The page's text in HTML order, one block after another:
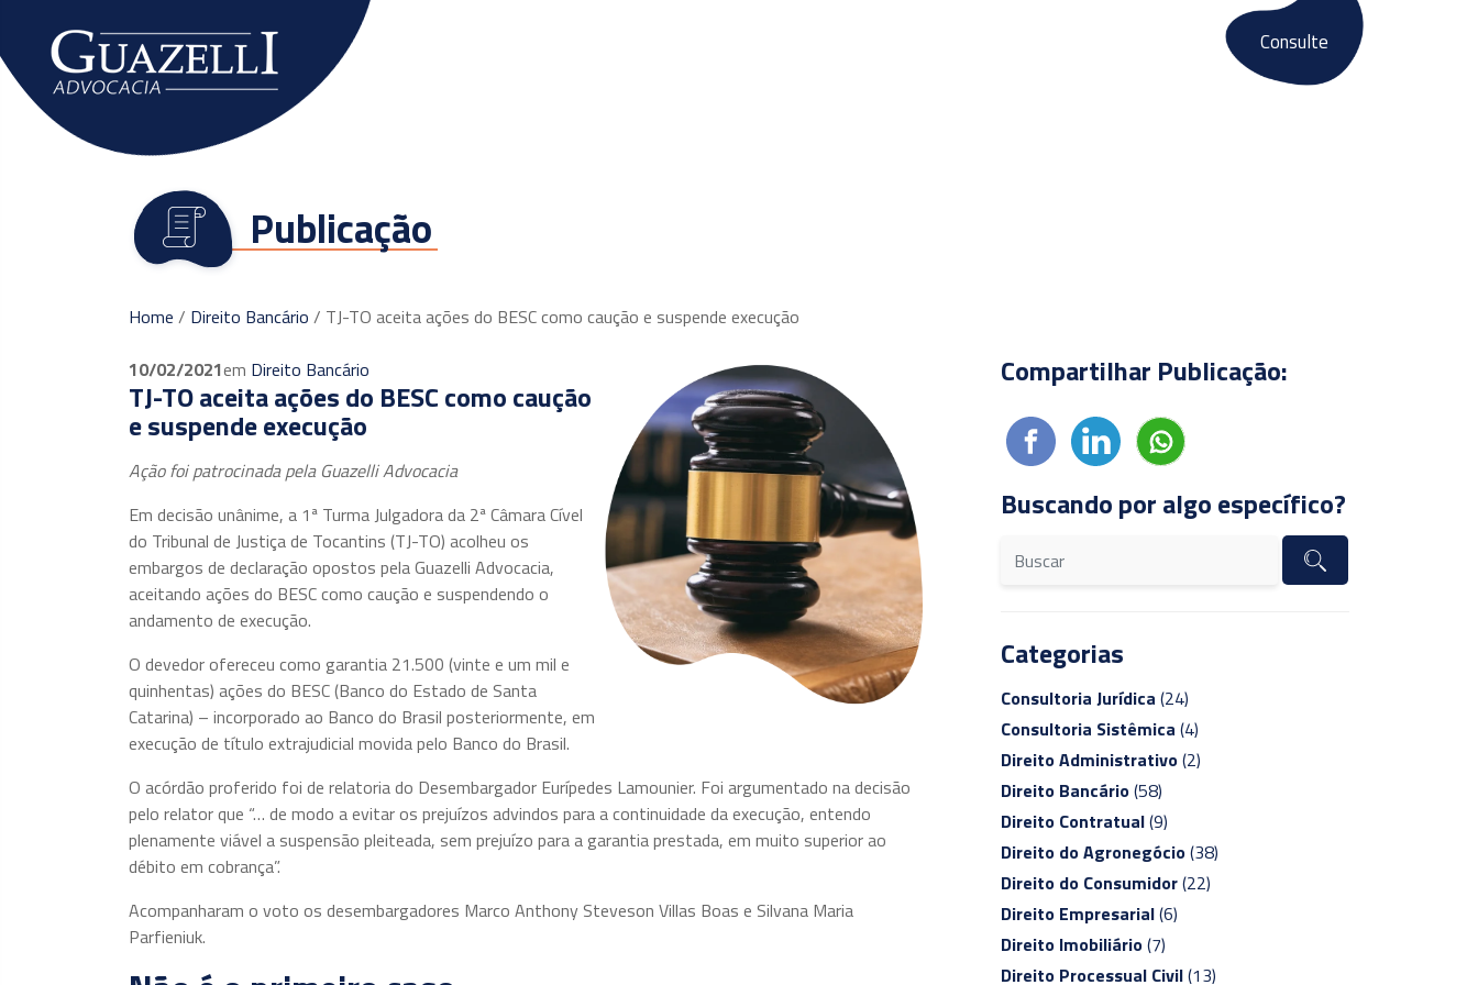
Consulte
Publicação
Home / Direito Bancário / TJ-TO aceita ações do BESC como caução e suspende execução
10/02/2021em Direito Bancário
TJ-TO aceita ações do BESC como caução
e suspende execução
Ação foi patrocinada pela Guazelli Advocacia
Em decisão unânime, a 1ª Turma Julgadora da 2ª Câmara Cível
do Tribunal de Justiça de Tocantins (TJ-TO) acolheu os
embargos de declaração opostos pela Guazelli Advocacia,
aceitando ações do BESC como caução e suspendendo o
andamento de execução.
O devedor ofereceu como garantia 21.500 (vinte e um mil e
quinhentas) ações do BESC (Banco do Estado de Santa
Catarina) – incorporado ao Banco do Brasil posteriormente, em
execução de título extrajudicial movida pelo Banco do Brasil.
O acórdão proferido foi de relatoria do Desembargador Eurípedes Lamounier. Foi argumentado na decisão
pelo relator que “… de modo a evitar os prejuízos advindos para a continuidade da execução, entendo
plenamente viável a suspensão pleiteada, sem prejuízo para a garantia prestada, em muito superior ao
débito em cobrança”.
Acompanharam o voto os desembargadores Marco Anthony Steveson Villas Boas e Silvana Maria
Parfieniuk.
Compartilhar Publicação:
Buscando por algo específico?
Categorias
Consultoria Jurídica (24)
Consultoria Sistêmica (4)
Direito Administrativo(2)
Direito Bancário(58)
Direito Contratual(9)
Direito do Agronegócio(38)
Direito do Consumidor(22)
Direito Empresarial(6)
Direito Imobiliário(7)
Direito Processual Civil(13)